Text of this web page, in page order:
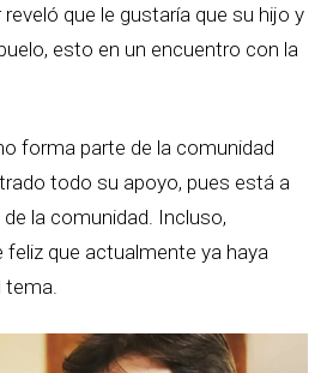
que le gustaría que su hijo y
esto en un encuentro con la
forma parte de la comunidad
todo su apoyo, pues está a
la comunidad. Incluso,
feliz que actualmente ya haya
tema.